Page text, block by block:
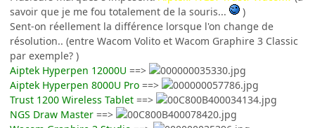
savoir que je me fou totalement de la souris...
)
Sent-on réellement la différence lorsque l'on change de
résolution.. (entre Wacom Volito et Wacom Graphire 3 Classic
par exemple? )
Aiptek Hyperpen 12000U ==>
Aiptek Hyperpen 8000U Pro ==>
Trust 1200 Wireless Tablet ==>
NGS Draw Master ==>